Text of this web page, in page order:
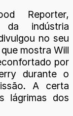
Reporter,
da indústria
no seu
mostra Will
por
durante o
A certa
lágrimas dos